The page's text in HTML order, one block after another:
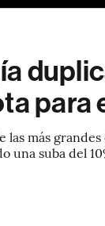
para
las más
una suba del